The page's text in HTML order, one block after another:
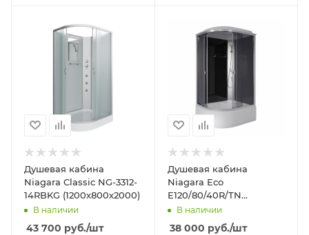
Душевая кабина
Niagara Classic NG-3312-
14RBKG (1200х800х2000)
В наличии
43 700 руб./шт
Душевая кабина
Niagara Eco
E120/80/40R/TN
(1200х800х2150)
В наличии
38 000 руб./шт